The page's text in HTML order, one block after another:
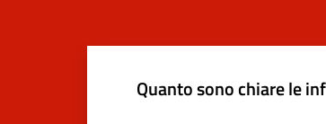
Quanto sono chiare le